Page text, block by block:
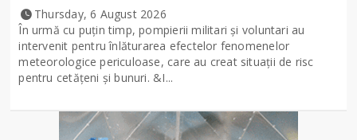
Thursday, 6 August 2026
În urmă cu puțin timp, pompierii militari și voluntari au
intervenit pentru înlăturarea efectelor fenomenelor
meteorologice periculoase, care au creat situații de risc
pentru cetățeni și bunuri. &I...